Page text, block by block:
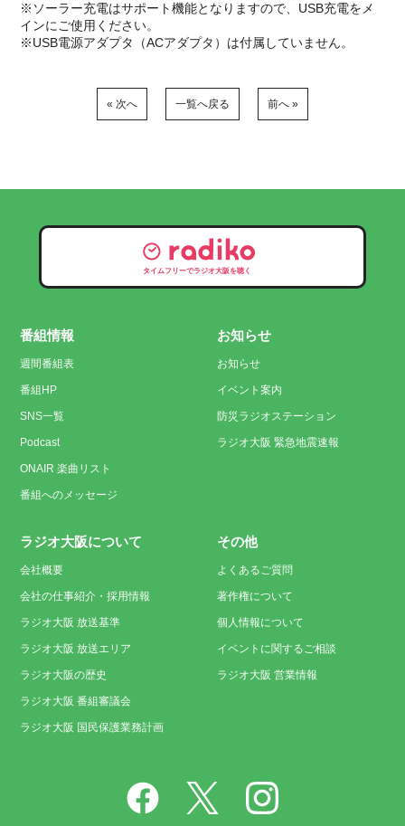
※ソーラー充電はサポート機能となりますので、USB充電をメ
インにご使用ください。
※USB電源アダプタ（ACアダプタ）は付属していません。
« 次へ 一覧へ戻る 前へ »
タイムフリーでラジオ大阪を聴く
番組情報
週間番組表
番組HP
SNS一覧
Podcast
ONAIR 楽曲リスト
番組へのメッセージ
お知らせ
お知らせ
イベント案内
防災ラジオステーション
ラジオ大阪 緊急地震速報
ラジオ大阪について
会社概要
会社の仕事紹介・採用情報
ラジオ大阪 放送基準
ラジオ大阪 放送エリア
ラジオ大阪の歴史
ラジオ大阪 番組審議会
ラジオ大阪 国民保護業務計画
その他
よくあるご質問
著作権について
個人情報について
イベントに関するご相談
ラジオ大阪 営業情報